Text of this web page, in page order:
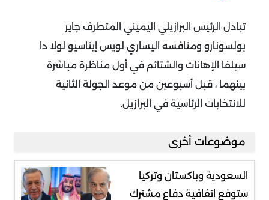
تبادل الرئيس البرازيلي اليميني المتطرف جاير
بولسونارو ومنافسه اليساري لويس إيناسيو لولا دا
سيلفا الإهانات والشتائم في أول مناظرة مباشرة
بينهما ، قبل أسبوعين من موعد الجولة الثانية
للانتخابات الرئاسية في البرازيل.
موضوعات أخرى
السعودية وباكستان وتركيا
ستوقع اتفاقية دفاع مشترك